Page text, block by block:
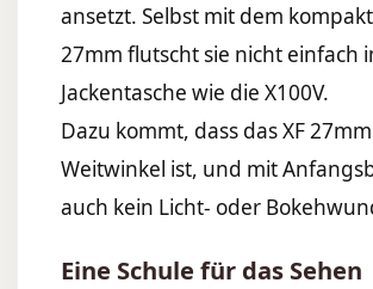
ansetzt. Selbst mit dem
27mm flutscht sie nicht einfach
Jackentasche wie die X100V.
Dazu kommt, dass das XF
Weitwinkel ist, und mit
auch kein Licht- oder
Eine Schule für das Sehen